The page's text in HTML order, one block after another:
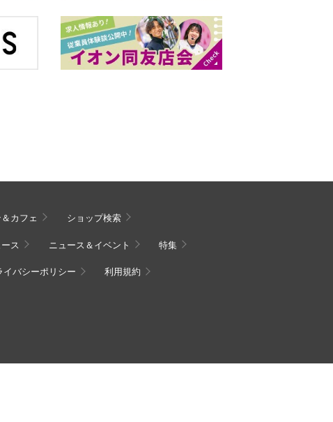
カフェ ショップ検索
ス ニュース＆イベント 特集
イバシーポリシー 利用規約